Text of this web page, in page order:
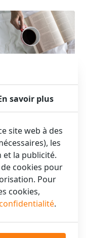
tardif gratuit dans la
première heure
savoir plus
site web à des
les
la publicité.
cookies pour
Pour
cookies,
.